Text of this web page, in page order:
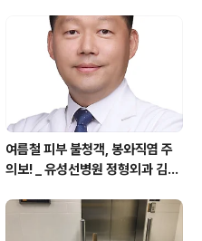
여름철 피부 불청객, 봉와직염 주
의보! _ 유성선병원 정형외과 김의